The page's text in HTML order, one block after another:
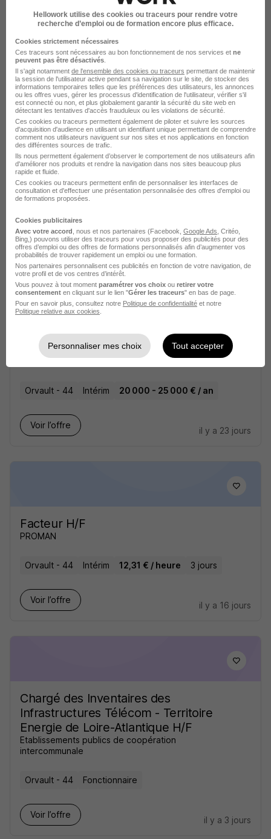
Appel Médical
Orvault - 44 CDD 2 200 € / mois
Voir l’offre
il y a 2 jours
Facteur H/F
Staffmatch
Orvault - 44
Voir l’offre
Facteur H/F
Groupe Synergie
Orvault - 44 Intérim 20 000 - 25 000 € / an
Voir l’offre
il y a 23 jours
Facteur H/F
PROMAN
Orvault - 44 Intérim 12,31 € / heure 3 jours
Voir l’offre
il y a 16 jours
Chargé des Inventaires des
Infrastructures Télécom - Territoire
Energie de Loire-Atlantique H/F
Etablissements publics de coopération
intercommunale
Orvault - 44 Fonctionnaire
Voir l’offre
il y a 3 jours
Hellowork utilise des cookies ou traceurs pour rendre votre
recherche d’emploi ou de formation encore plus efficace.
Cookies strictement nécessaires
Ces traceurs sont nécessaires au bon fonctionnement de nos services et ne
peuvent pas être désactivés
Il s'agit notamment de l'ensemble des cookies ou traceurs permettant de maintenir
la session de l'utilisateur active pendant sa navigation sur le site, de stocker des
informations temporaires telles que les préférences des utilisateurs, les annonces
ou les offres vues, gérer les processus d'identification de l'utilisateur, vérifier s'il
est connecté ou non, et plus globalement garantir la sécurité du site web en
détectant les tentatives d'accès frauduleux ou les violations de sécurité.
Ces cookies ou traceurs permettent également de piloter et suivre les sources
d'acquisition d'audience en utilisant un identifiant unique permettant de comprendre
comment nos utilisateurs naviguent sur nos sites et nos applications en fonction
des différentes sources de trafic.
Ils nous permettent également d’observer le comportement de nos utilisateurs afin
d'améliorer nos produits et rendre la navigation dans nos sites beaucoup plus
rapide et fluide.
Ces cookies ou traceurs permettent enfin de personnaliser les interfaces de
consultation et d'effectuer une présentation personnalisée des offres d'emploi ou
de formations proposées.
Cookies publicitaires
Avec votre accord , nous et nos partenaires (Facebook, Google Ads , Critéo,
Bing,) pouvons utiliser des traceurs pour vous proposer des publicités pour des
offres d’emploi ou des offres de formations personnalisés afin d’augmenter vos
probabilités de trouver rapidement un emploi ou une formation.
Nos partenaires personnalisent ces publicités en fonction de votre navigation, de
votre profil et de vos centres d’intérêt.
Vous pouvez à tout moment paramétrer vos choix ou retirer votre
consentement en cliquant sur le lien "Gérer les traceurs" en bas de page.
Pour en savoir plus, consultez notre Politique de confidentialité et notre
Politique relative aux cookies
Personnaliser mes choix Tout accepter